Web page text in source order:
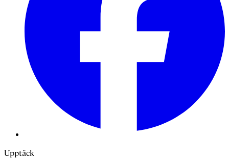
Upptäck